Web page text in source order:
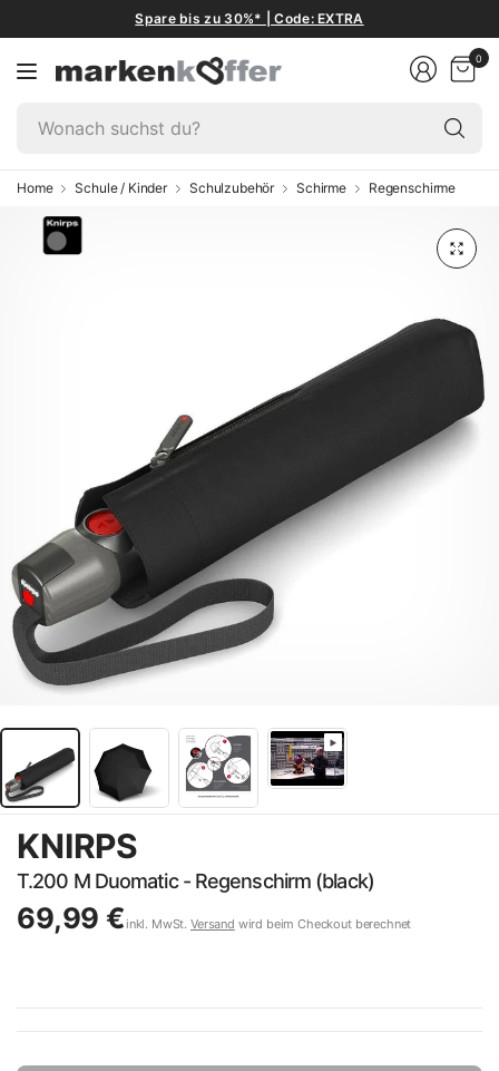
Spare bis zu 30%* | Code: EXTRA
0
Home Schule / Kinder Schulzubehör Schirme Regenschirme
KNIRPS
T.200 M Duomatic - Regenschirm (black)
69,99 €inkl. MwSt. Versand wird beim Checkout berechnet